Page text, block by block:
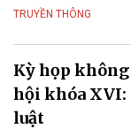
TRUYỀN THÔNG
Kỳ họp
hội khóa XVI:
luật